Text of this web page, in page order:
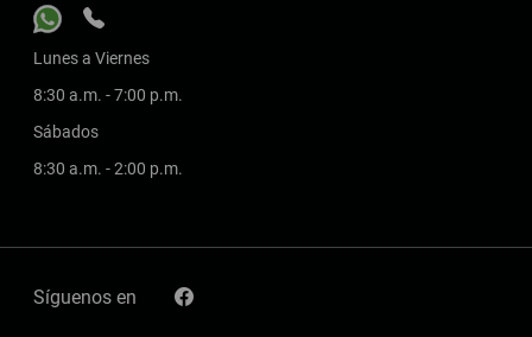
Lunes a Viernes
8:30 a.m. - 7:00 p.m.
Sábados
8:30 a.m. - 2:00 p.m.
Síguenos en